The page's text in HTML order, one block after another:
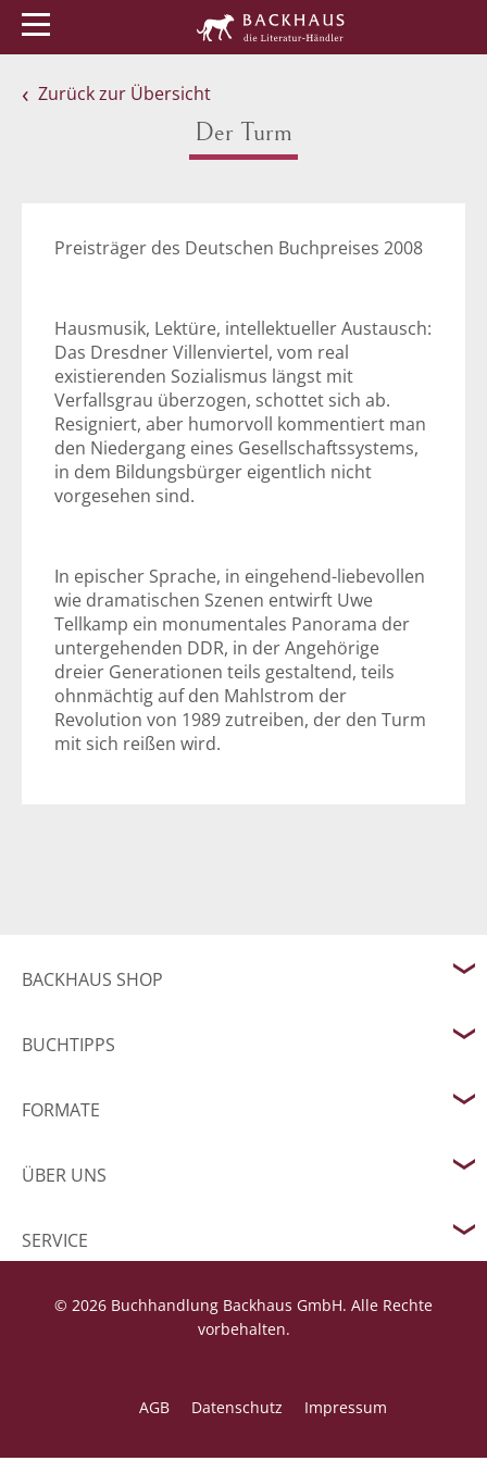
Zurück zur Übersicht
Der Turm
Preisträger des Deutschen Buchpreises 2008
Hausmusik, Lektüre, intellektueller Austausch:
Das Dresdner Villenviertel, vom real
existierenden Sozialismus längst mit
Verfallsgrau überzogen, schottet sich ab.
Resigniert, aber humorvoll kommentiert man
den Niedergang eines Gesellschaftssystems,
in dem Bildungsbürger eigentlich nicht
vorgesehen sind.
In epischer Sprache, in eingehend-liebevollen
wie dramatischen Szenen entwirft Uwe
Tellkamp ein monumentales Panorama der
untergehenden DDR, in der Angehörige
dreier Generationen teils gestaltend, teils
ohnmächtig auf den Mahlstrom der
Revolution von 1989 zutreiben, der den Turm
mit sich reißen wird.
BACKHAUS SHOP
BUCHTIPPS
FORMATE
ÜBER UNS
SERVICE
© 2026 Buchhandlung Backhaus GmbH. Alle Rechte
vorbehalten.
AGB Datenschutz Impressum